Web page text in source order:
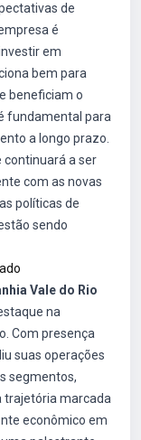
de
é
em
bem para
beneficiam o
fundamental para
a longo prazo.
continuará a ser
com as novas
políticas de
sendo
Vale do Rio
na
Com presença
suas operações
segmentos,
trajetória marcada
econômico em